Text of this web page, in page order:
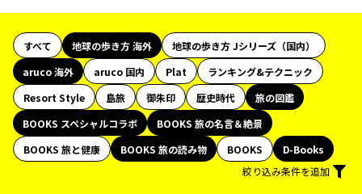
すべて 地球の歩き方 海外
地球の歩き方 Jシリーズ（国内）
aruco 海外
aruco 国内 Plat
ランキング&テクニック
Resort Style
島旅 御朱印 歴史時代
旅の図鑑
BOOKS スペシャルコラボ
BOOKS 旅の名言＆絶景
BOOKS 旅と健康
BOOKS 旅の読み物 BOOKS
D-Books
絞り込み条件を追加